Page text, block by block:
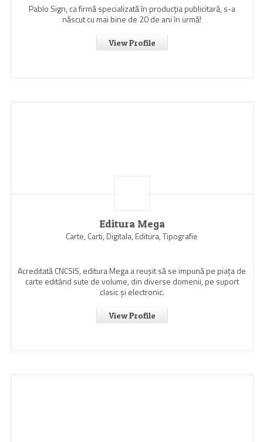
Pablo Sign, ca firmă specializată în producția publicitară, s-a
născut cu mai bine de 20 de ani în urmă!
View Profile
Editura Mega
Carte, Carti, Digitala, Editura, Tipografie
Acreditată CNCSIS, editura Mega a reuşit să se impună pe piaţa de
carte editând sute de volume, din diverse domenii, pe suport
clasic şi electronic.
View Profile